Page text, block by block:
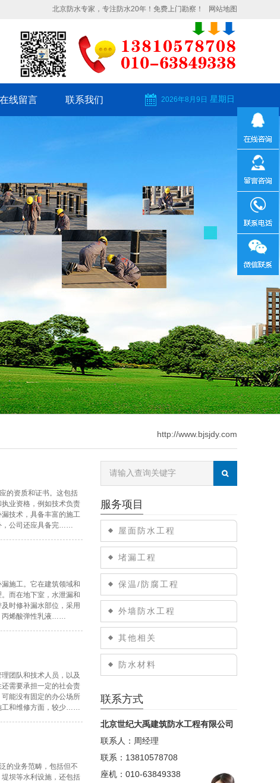
北京防水专家，专注防水20年！免费上门勘察！ 网站地图
在线留言 联系我们 2026年8月9日 星期日
http://www.bjsjdy.com
的资质和证书。这包括
业资格，例如技术负责
技术，具备丰富的施工
，公司还应具备完……
施工。它在建筑领域和
而在地下室，水泄漏和
时修补漏水部位，采用
丙烯酸弹性乳液……
团队和技术人员，以及
需要承担一定的社会责
能没有固定的办公场所
工和维修方面，较少……
的业务范畴，包括但不
坝等水利设施，还包括
服务项目
屋面防水工程
堵漏工程
保温/防腐工程
外墙防水工程
其他相关
防水材料
联系方式
北京世纪大禹建筑防水工程有限公司
联系人：周经理
联系：13810578708
座机：010-63849338